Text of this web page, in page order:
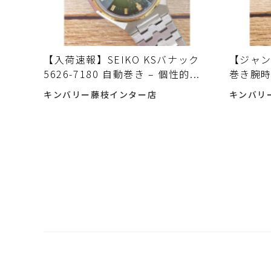
【入荷速報】SEIKO KSバナック
5626-7180 自動巻き – 個性的...
キンバリー藤枝インター店
【ジャ
巻き腕
キンバリ